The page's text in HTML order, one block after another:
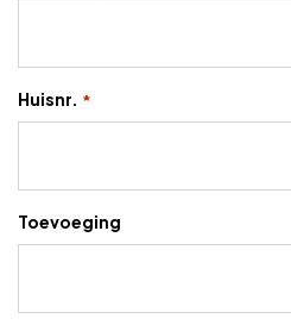
Huisnr. *
Toevoeging